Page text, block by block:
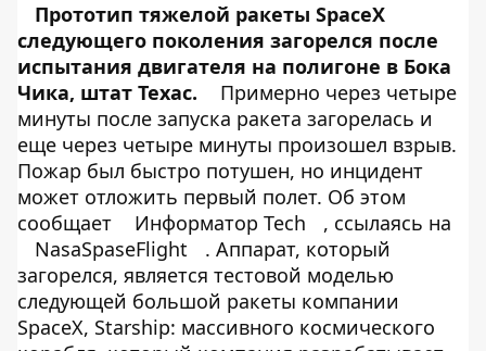
Прототип тяжелой ракеты SpaceX
следующего поколения загорелся после
испытания двигателя на полигоне в Бока
Чика, штат Техас.
Примерно через четыре
минуты после запуска ракета загорелась и
еще через четыре минуты произошел взрыв.
Пожар был быстро потушен, но инцидент
может отложить первый полет. Об этом
сообщает
Информатор Tech
, ссылаясь на
NasaSpaseFlight
. Аппарат, который
загорелся, является тестовой моделью
следующей большой ракеты компании
SpaceX, Starship: массивного космического